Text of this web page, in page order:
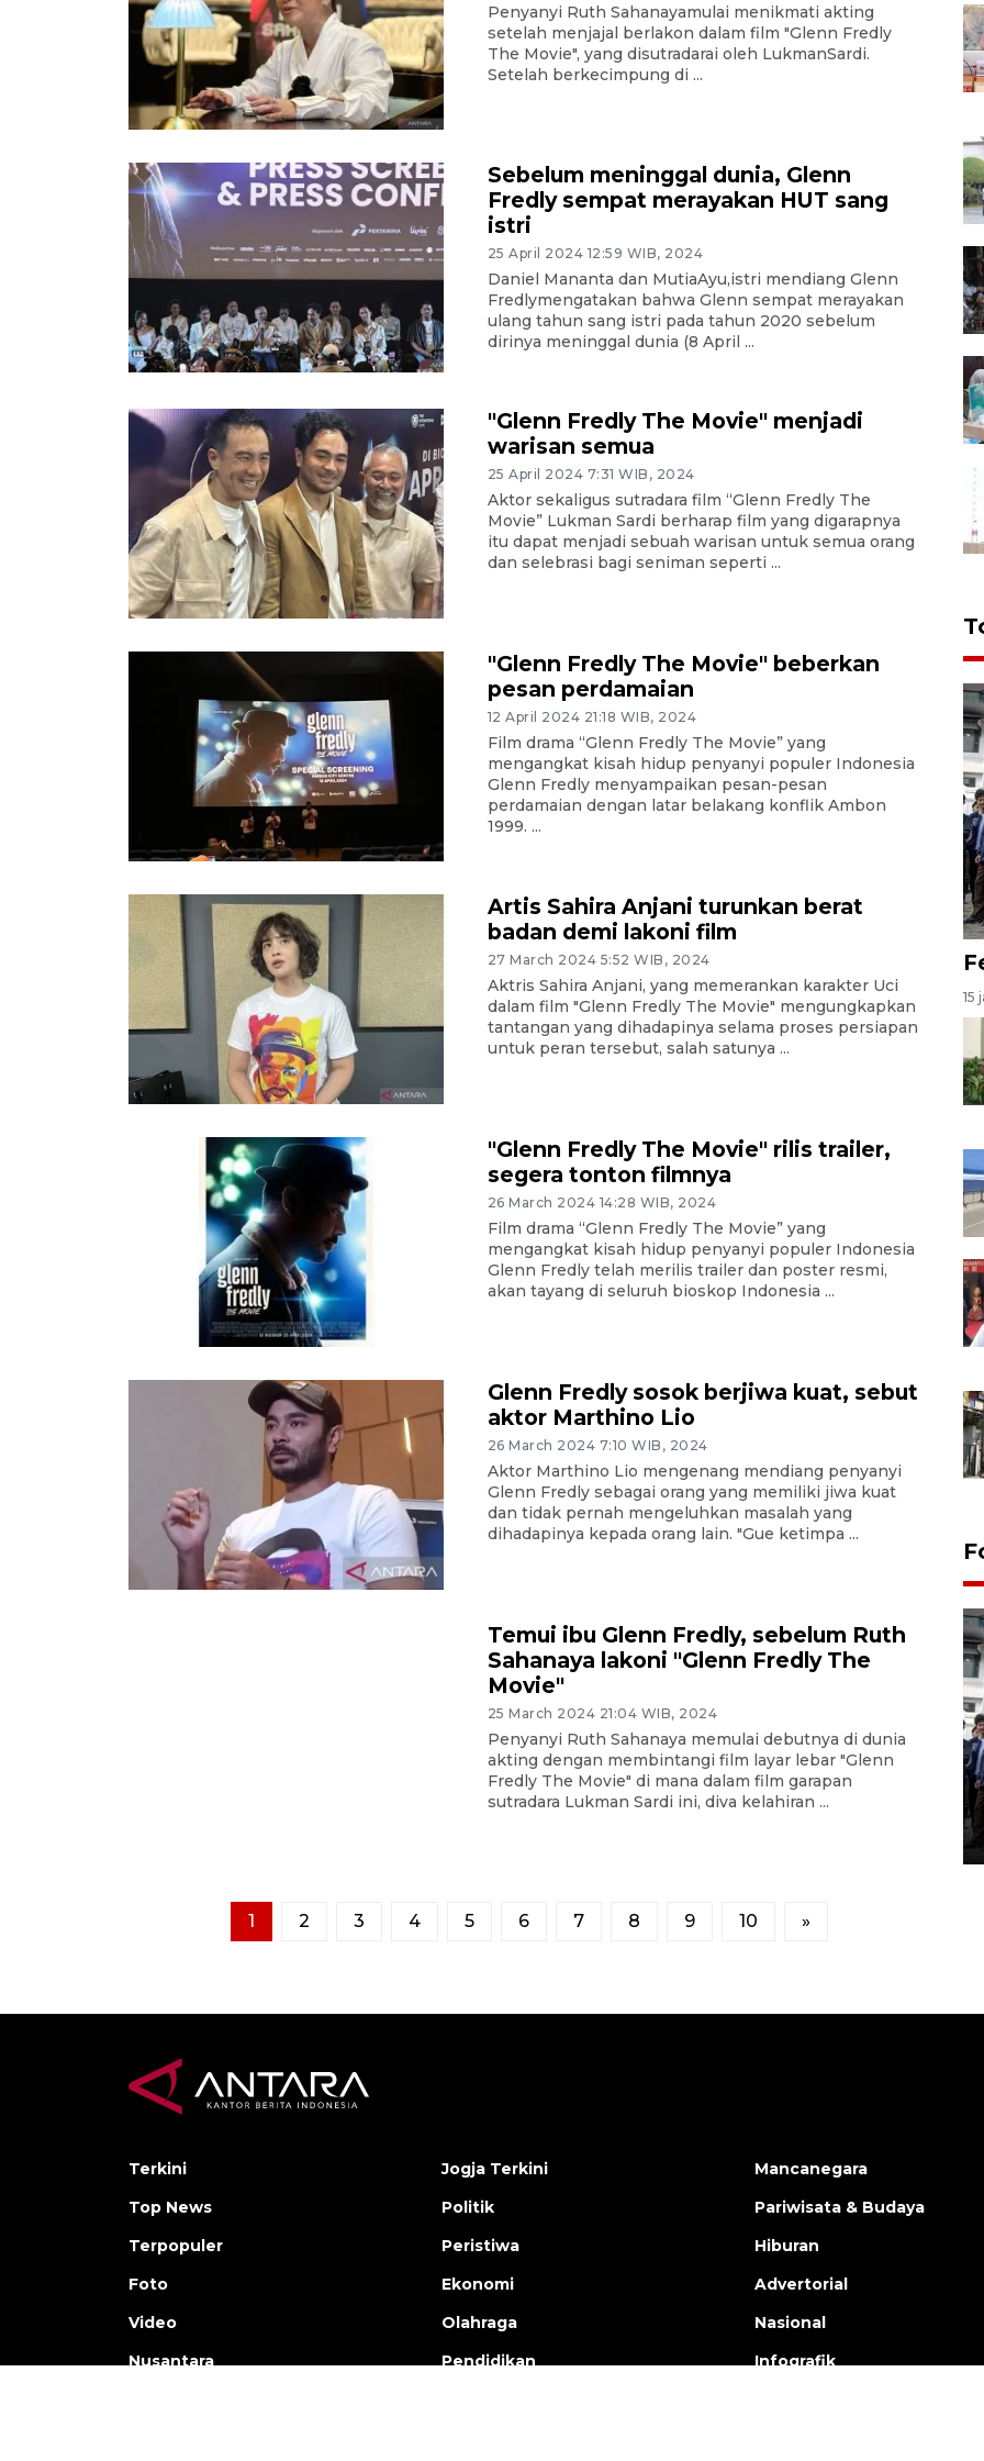
Penyanyi Ruth Sahanayamulai menikmati akting
setelah menjajal berlakon dalam film "Glenn Fredly
The Movie", yang disutradarai oleh LukmanSardi.
Setelah berkecimpung di ...
Sebelum meninggal dunia, Glenn
Fredly sempat merayakan HUT sang
istri
25 April 2024 12:59 WIB, 2024
Daniel Mananta dan MutiaAyu,istri mendiang Glenn
Fredlymengatakan bahwa Glenn sempat merayakan
ulang tahun sang istri pada tahun 2020 sebelum
dirinya meninggal dunia (8 April ...
"Glenn Fredly The Movie" menjadi
warisan semua
25 April 2024 7:31 WIB, 2024
Aktor sekaligus sutradara film “Glenn Fredly The
Movie” Lukman Sardi berharap film yang digarapnya
itu dapat menjadi sebuah warisan untuk semua orang
dan selebrasi bagi seniman seperti ...
"Glenn Fredly The Movie" beberkan
pesan perdamaian
12 April 2024 21:18 WIB, 2024
Film drama “Glenn Fredly The Movie” yang
mengangkat kisah hidup penyanyi populer Indonesia
Glenn Fredly menyampaikan pesan-pesan
perdamaian dengan latar belakang konflik Ambon
1999. ...
Artis Sahira Anjani turunkan berat
badan demi lakoni film
27 March 2024 5:52 WIB, 2024
Aktris Sahira Anjani, yang memerankan karakter Uci
dalam film "Glenn Fredly The Movie" mengungkapkan
tantangan yang dihadapinya selama proses persiapan
untuk peran tersebut, salah satunya ...
"Glenn Fredly The Movie" rilis trailer,
segera tonton filmnya
26 March 2024 14:28 WIB, 2024
Film drama “Glenn Fredly The Movie” yang
mengangkat kisah hidup penyanyi populer Indonesia
Glenn Fredly telah merilis trailer dan poster resmi,
akan tayang di seluruh bioskop Indonesia ...
Glenn Fredly sosok berjiwa kuat, sebut
aktor Marthino Lio
26 March 2024 7:10 WIB, 2024
Aktor Marthino Lio mengenang mendiang penyanyi
Glenn Fredly sebagai orang yang memiliki jiwa kuat
dan tidak pernah mengeluhkan masalah yang
dihadapinya kepada orang lain. "Gue ketimpa ...
Temui ibu Glenn Fredly, sebelum Ruth
Sahanaya lakoni "Glenn Fredly The
Movie"
25 March 2024 21:04 WIB, 2024
Penyanyi Ruth Sahanaya memulai debutnya di dunia
akting dengan membintangi film layar lebar "Glenn
Fredly The Movie" di mana dalam film garapan
sutradara Lukman Sardi ini, diva kelahiran ...
1 2 3 4 5 6 7 8 9 10 »
15
BPJS Kesehatan Yogyakarta
perkuat sinergi dengan
ANTARA Biro DIY
Terkini
Top News
Terpopuler
Foto
Video
Nusantara
Jogja Terkini
Politik
Peristiwa
Ekonomi
Olahraga
Pendidikan
Mancanegara
Pariwisata & Budaya
Hiburan
Advertorial
Nasional
Infografik